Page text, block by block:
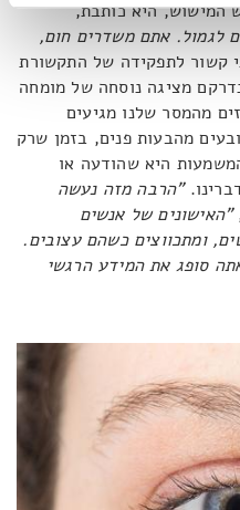
המישוש, היא כותבת,
לגמול. אתם משדרים חום,
קשור לתפקידה של התקשורת
מציגה נוסחה של מומחה
הקובעת כי 38 אחוזים מהמסר שלנו מגיעים
ו-55 אחוזים נובעים מהבעות פנים, בזמן שרק
היא שהודעה או
"הרבה מזה נעשה
"האישונים של אנשים
ומתכווצים כשהם עצובים.
סופג את המידע הרגשי